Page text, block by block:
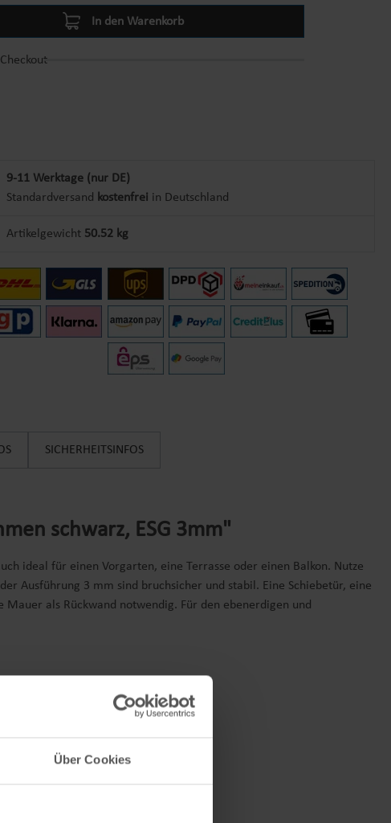
Über Cookies
In den Warenkorb
9-11 Werktage (nur DE)
Standardversand kostenfrei in Deutschland
Artikelgewicht 50.52 kg
SICHERHEITSINFOS
schwarz, ESG 3mm"
ideal für einen Vorgarten, eine Terrasse oder einen Balkon. Nutze
Ausführung 3 mm sind bruchsicher und stabil. Eine Schiebetür, eine
als Rückwand notwendig. Für den ebenerdigen und